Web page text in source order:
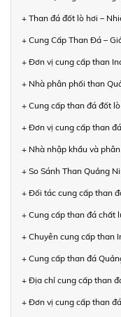
+ Than đá đốt lò hơi –
+ Cung Cấp Than Đá –
+ Đơn vị cung cấp than
+ Nhà phân phối than
+ Cung cấp than đá đốt
+ Đơn vị cung cấp than
+ Nhà nhập khẩu và
+ So Sánh Than Quảng
+ Đối tác cung cấp than
+ Cung cấp than đá chất
+ Chuyên cung cấp than
+ Cung cấp than đá
+ Địa chỉ cung cấp than
+ Đơn vị cung cấp than